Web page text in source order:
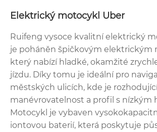
Elektrický motocykl Uber
Ruifeng vysoce kvalitní elektrický
je poháněn špičkovým elektrickým
který nabízí hladké, okamžité
jízdu. Díky tomu je ideální pro
městských ulicích, kde je
manévrovatelnost a profil s nízkým
Motocykl je vybaven
iontovou baterií, která poskytuje